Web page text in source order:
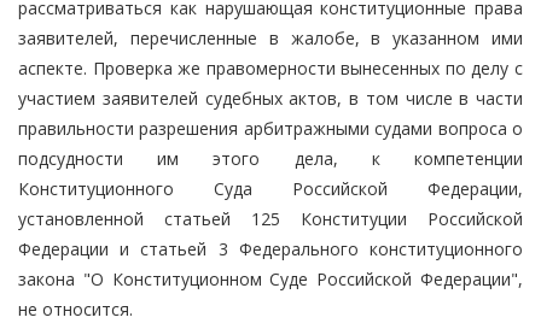
рассматриваться как нарушающая конституционные права
заявителей, перечисленные в жалобе, в указанном ими
аспекте. Проверка же правомерности вынесенных по делу с
участием заявителей судебных актов, в том числе в части
правильности разрешения арбитражными судами вопроса о
подсудности им этого дела, к компетенции
Конституционного Суда Российской Федерации,
установленной статьей 125 Конституции Российской
Федерации и статьей 3 Федерального конституционного
закона "О Конституционном Суде Российской Федерации",
не относится.